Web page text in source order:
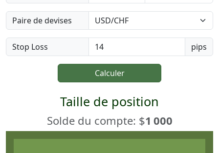
Paire de devises
Stop Loss pips
Calculer
Taille de position
Solde du compte: $1 000